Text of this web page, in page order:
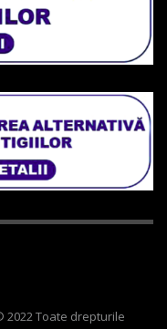
2022 Toate drepturile